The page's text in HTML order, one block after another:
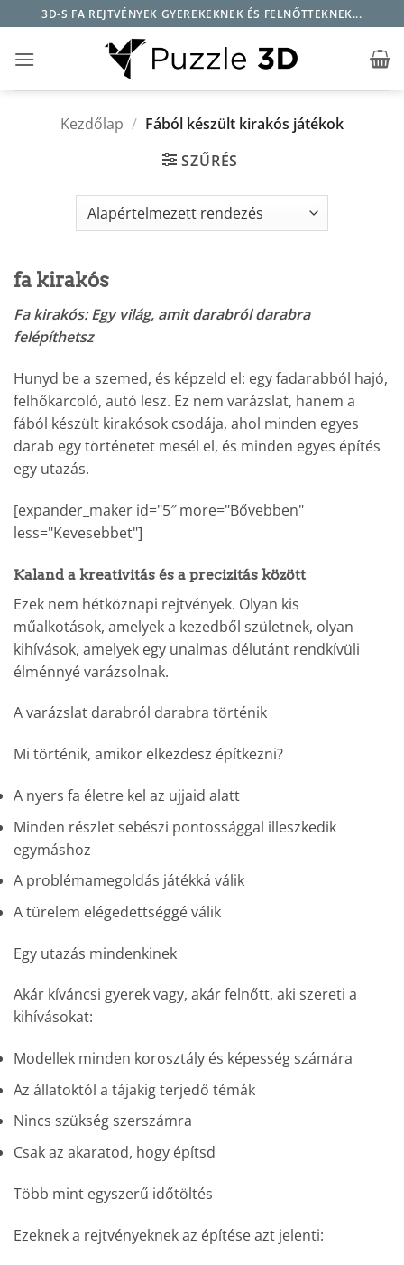
to
content
3D-S FA REJTVÉNYEK GYEREKEKNEK ÉS FELNŐTTEKNEK...
Kezdőlap / Fából készült kirakós játékok
SZŰRÉS
fa kirakós
Fa kirakós: Egy világ, amit darabról darabra
felépíthetsz
Hunyd be a szemed, és képzeld el: egy fadarabból hajó,
felhőkarcoló, autó lesz. Ez nem varázslat, hanem a
fából készült kirakósok csodája, ahol minden egyes
darab egy történetet mesél el, és minden egyes építés
egy utazás.
[expander_maker id="5″ more="Bővebben"
less="Kevesebbet"]
Kaland a kreativitás és a precizitás között
Ezek nem hétköznapi rejtvények. Olyan kis
műalkotások, amelyek a kezedből születnek, olyan
kihívások, amelyek egy unalmas délutánt rendkívüli
élménnyé varázsolnak.
A varázslat darabról darabra történik
Mi történik, amikor elkezdesz építkezni?
A nyers fa életre kel az ujjaid alatt
Minden részlet sebészi pontossággal illeszkedik
egymáshoz
A problémamegoldás játékká válik
A türelem elégedettséggé válik
Egy utazás mindenkinek
Akár kíváncsi gyerek vagy, akár felnőtt, aki szereti a
kihívásokat:
Modellek minden korosztály és képesség számára
Az állatoktól a tájakig terjedő témák
Nincs szükség szerszámra
Csak az akaratod, hogy építsd
Több mint egyszerű időtöltés
Ezeknek a rejtvényeknek az építése azt jelenti: